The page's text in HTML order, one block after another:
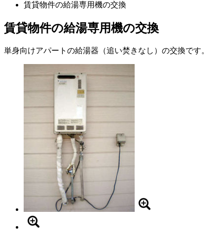
賃貸物件の給湯専用機の交換
賃貸物件の給湯専用機の交換
単身向けアパートの給湯器（追い焚きなし）の交換です。